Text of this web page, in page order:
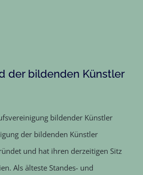
der bildenden Künstler
bildender Künstler
der bildenden Künstler
und hat ihren derzeitigen Sitz
Als älteste Standes- und